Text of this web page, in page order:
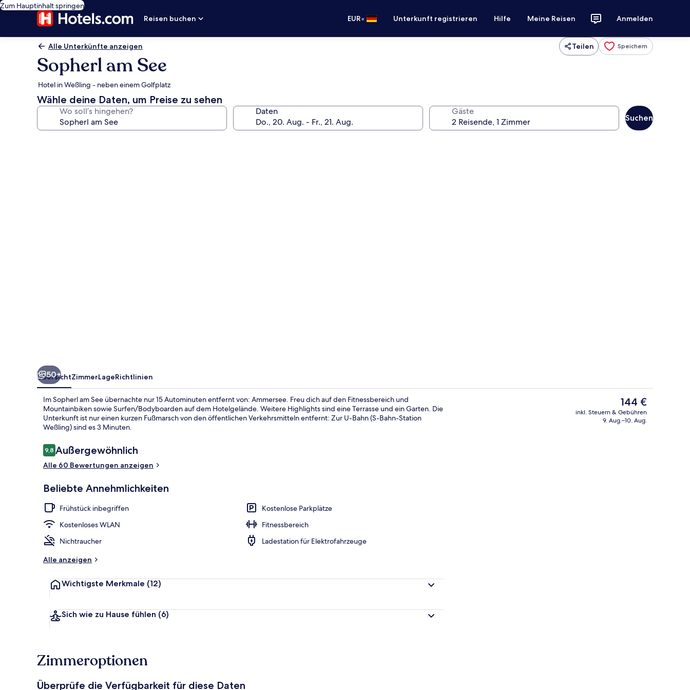
Zum Hauptinhalt springen
Reisen buchen
EUR• Unterkunft registrieren Hilfe Meine Reisen Anmelden
Alle Unterkünfte anzeigen Teilen Speichern
Sopherl am See
Hotel in Weßling - neben einem Golfplatz
Wähle deine Daten, um Preise zu sehen
Wo soll’s hingehen? Daten Gäste
Suchen
Außenbereich
50+
ÜbersichtZimmerLageRichtlinien
Im Sopherl am See übernachte nur 15 Autominuten entfernt von: Ammersee. Freu dich auf den Fitnessbereich und
Mountainbiken sowie Surfen/Bodyboarden auf dem Hotelgelände. Weitere Highlights sind eine Terrasse und ein Garten. Die
Unterkunft ist nur einen kurzen Fußmarsch von den öffentlichen Verkehrsmitteln entfernt: Zur U-Bahn (S-Bahn-Station
Weßling) sind es 3 Minuten.
Bewertungen
9,89,8 von 10.
Außergewöhnlich
Alle 60 Bewertungen anzeigen
Beliebte Annehmlichkeiten
Frühstück inbegriffen
Kostenlose Parkplätze
Kostenloses WLAN
Fitnessbereich
Nichtraucher
Ladestation für Elektrofahrzeuge
Alle anzeigen
Wichtigste Merkmale (12)
Sich wie zu Hause fühlen (6)
Der
aktuelle
Preis
144 €
inkl. Steuern & Gebühren
9. Aug.–10. Aug.
Zimmeroptionen
Überprüfe die Verfügbarkeit für diese Daten